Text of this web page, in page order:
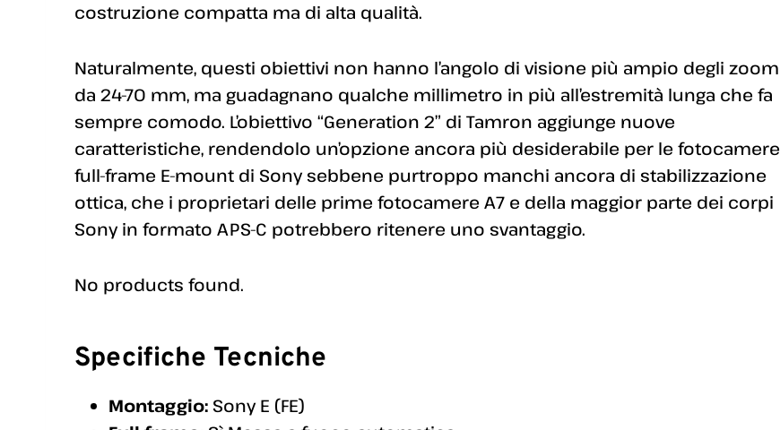
costruzione compatta ma di alta qualità.
Naturalmente, questi obiettivi non hanno l’angolo di visione più ampio degli zoom
da 24-70 mm, ma guadagnano qualche millimetro in più all’estremità lunga che fa
sempre comodo. L’obiettivo “Generation 2” di Tamron aggiunge nuove
caratteristiche, rendendolo un’opzione ancora più desiderabile per le fotocamere
full-frame E-mount di Sony sebbene purtroppo manchi ancora di stabilizzazione
ottica, che i proprietari delle prime fotocamere A7 e della maggior parte dei corpi
Sony in formato APS-C potrebbero ritenere uno svantaggio.
No products found.
Specifiche Tecniche
Montaggio: Sony E (FE)